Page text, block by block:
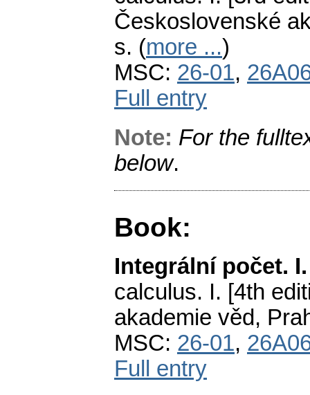
Československé
s. (more ...)
MSC: 26-01,
Full entry
Note: For the
below.
Book:
Integrální počet.
calculus. I. [4th
akademie věd,
MSC: 26-01,
Full entry